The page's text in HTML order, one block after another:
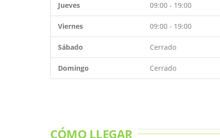
Jueves 09:00 - 19:00
Viernes 09:00 - 19:00
Sábado Cerrado
Domingo Cerrado
CÓMO LLEGAR